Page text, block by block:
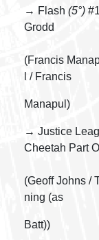
→ Flash (5°)
Grodd
(Francis
l / Francis
Manapul)
→ Justice
Cheetah Part
(Geoff Johns /
ning (as
Batt))